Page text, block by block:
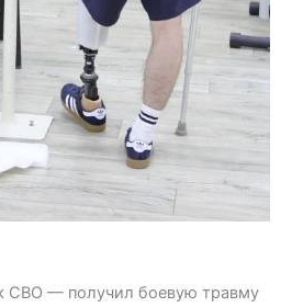
СВО — получил боевую травму